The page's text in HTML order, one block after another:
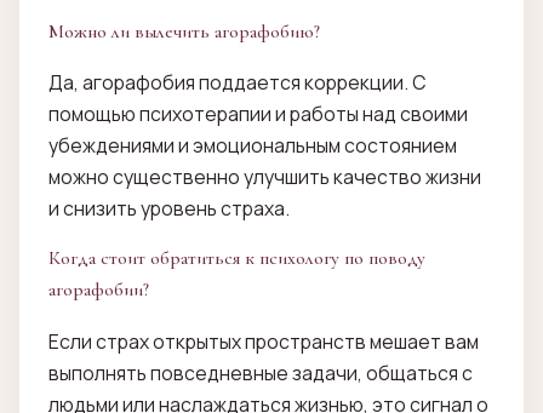
Можно ли вылечить агорафобию?
Да, агорафобия поддается коррекции. С
помощью психотерапии и работы над своими
убеждениями и эмоциональным состоянием
можно существенно улучшить качество жизни
и снизить уровень страха.
Когда стоит обратиться к психологу по поводу
агорафобии?
Если страх открытых пространств мешает вам
выполнять повседневные задачи, общаться с
людьми или наслаждаться жизнью, это сигнал о